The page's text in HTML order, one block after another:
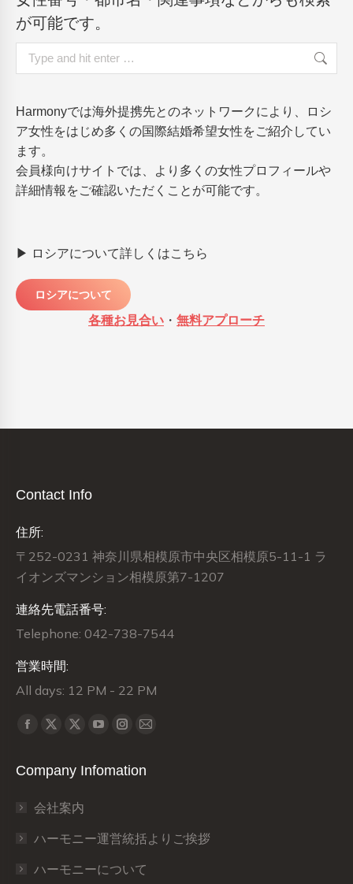
が可能です。
Search:
Harmonyでは海外提携先とのネットワークにより、ロシ
ア女性をはじめ多くの国際結婚希望女性をご紹介してい
ます。
会員様向けサイトでは、より多くの女性プロフィールや
詳細情報をご確認いただくことが可能です。
▶ ロシアについて詳しくはこちら
ロシアについて
各種お見合い ・ 無料アプローチ
Contact Info
住所:
〒252-0231 神奈川県相模原市中央区相模原5-11-1 ラ
イオンズマンション相模原第7-1207
連絡先電話番号:
Telephone: 042-738-7544
営業時間:
All days: 12 PM - 22 PM
Find us on:
Facebook
opens
new
window
X
opens
new
window
X
opens
new
window
YouTube
opens
window
Instagram
opens
window
Mail
opens
window
Company Infomation
会社案内
ハーモニー運営統括よりご挨拶
ハーモニーについて